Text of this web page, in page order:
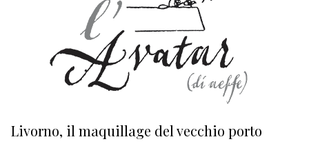
Livorno, il maquillage del vecchio porto